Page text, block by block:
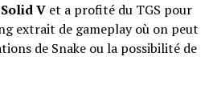
V et a profité du TGS pour
extrait de gameplay où on peut
de Snake ou la possibilité de